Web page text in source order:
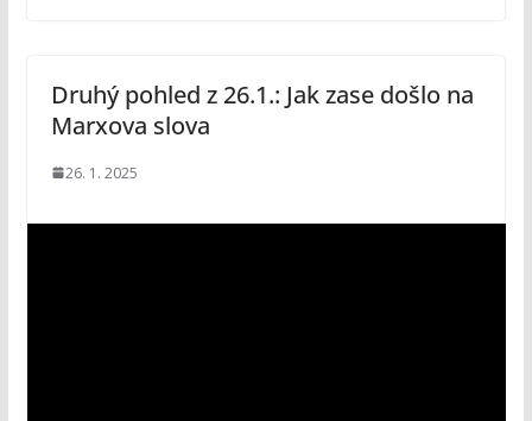
Druhý pohled z 26.1.: Jak zase došlo na
Marxova slova
26. 1. 2025